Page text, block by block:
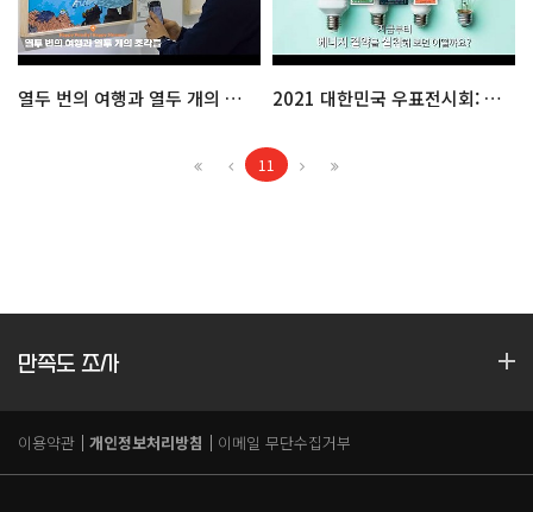
열두 번의 여행과 열두 개의 조각들 2021 대한민국 우표전시회: 우표, 지속가능한 세상을 말하다
11
만족도 조사
이용약관 개인정보처리방침 이메일 무단수집거부